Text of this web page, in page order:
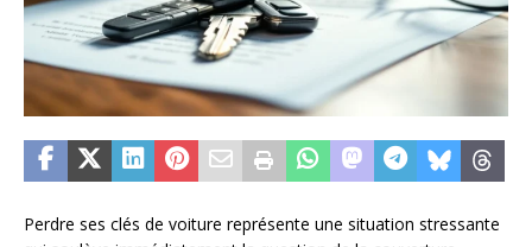
Perdre ses clés de voiture représente une situation stressante